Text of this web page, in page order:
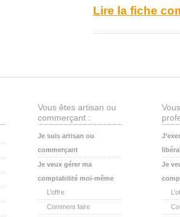
Lire la fiche
Vous êtes artisan ou
commerçant :
Je suis artisan ou
commerçant
Je veux gérer ma
comptabilité moi-même
L’offre
Comment faire
Je